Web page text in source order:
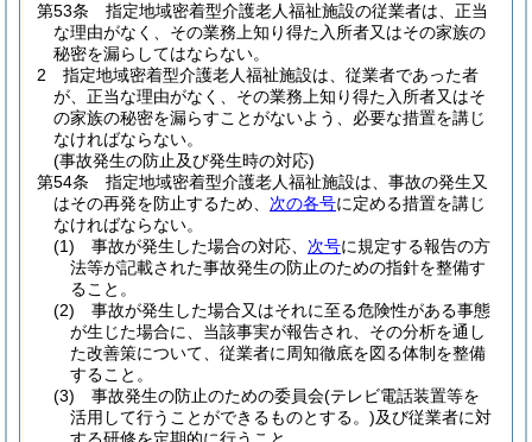
第53条
指定地域密着型介護老人福祉施設の従業者は、正当
な理由がなく、その業務上知り得た入所者又はその家族の
秘密を漏らしてはならない。
2
指定地域密着型介護老人福祉施設は、従業者であった者
が、正当な理由がなく、その業務上知り得た入所者又はそ
の家族の秘密を漏らすことがないよう、必要な措置を講じ
なければならない。
(事故発生の防止及び発生時の対応)
第54条
指定地域密着型介護老人福祉施設は、事故の発生又
はその再発を防止するため、 次の各号に定める措置を講じ
なければならない。
(1)
事故が発生した場合の対応、 次号に規定する報告の方
法等が記載された事故発生の防止のための指針を整備す
ること。
(2)
事故が発生した場合又はそれに至る危険性がある事態
が生じた場合に、当該事実が報告され、その分析を通し
た改善策について、従業者に周知徹底を図る体制を整備
すること。
(3)
事故発生の防止のための委員会(テレビ電話装置等を
活用して行うことができるものとする。)及び従業者に対